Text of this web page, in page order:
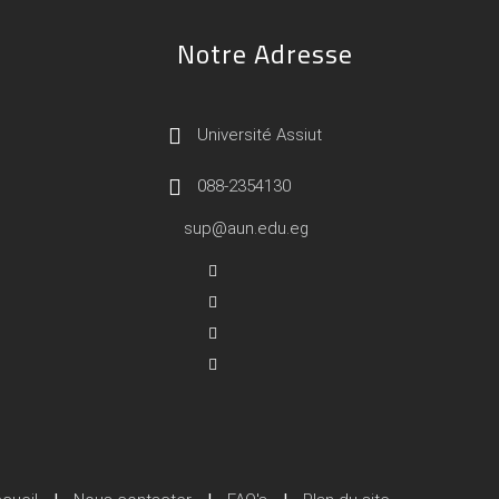
Notre Adresse
Université Assiut
088-2354130
sup@aun.edu.eg